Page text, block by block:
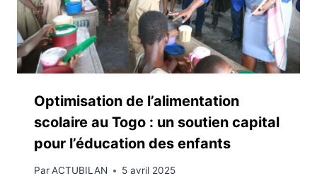
Optimisation de l’alimentation
scolaire au Togo : un soutien capital
pour l’éducation des enfants
ParACTUBILAN 5 avril 2025